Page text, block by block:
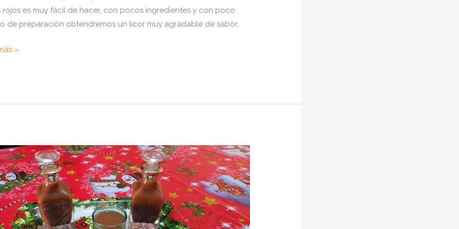
rojos es muy fácil de hacer, con pocos ingredientes y con poco
de preparación obtendremos un licor muy agradable de sabor.
»